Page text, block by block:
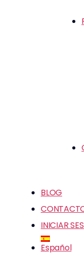
BLOG
INICIAR
Español